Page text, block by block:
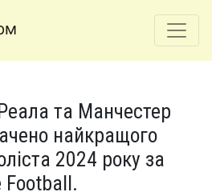
та Манчестер
найкращого
2024 року за
Football.